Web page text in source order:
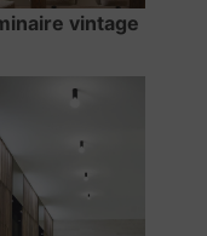
vintage